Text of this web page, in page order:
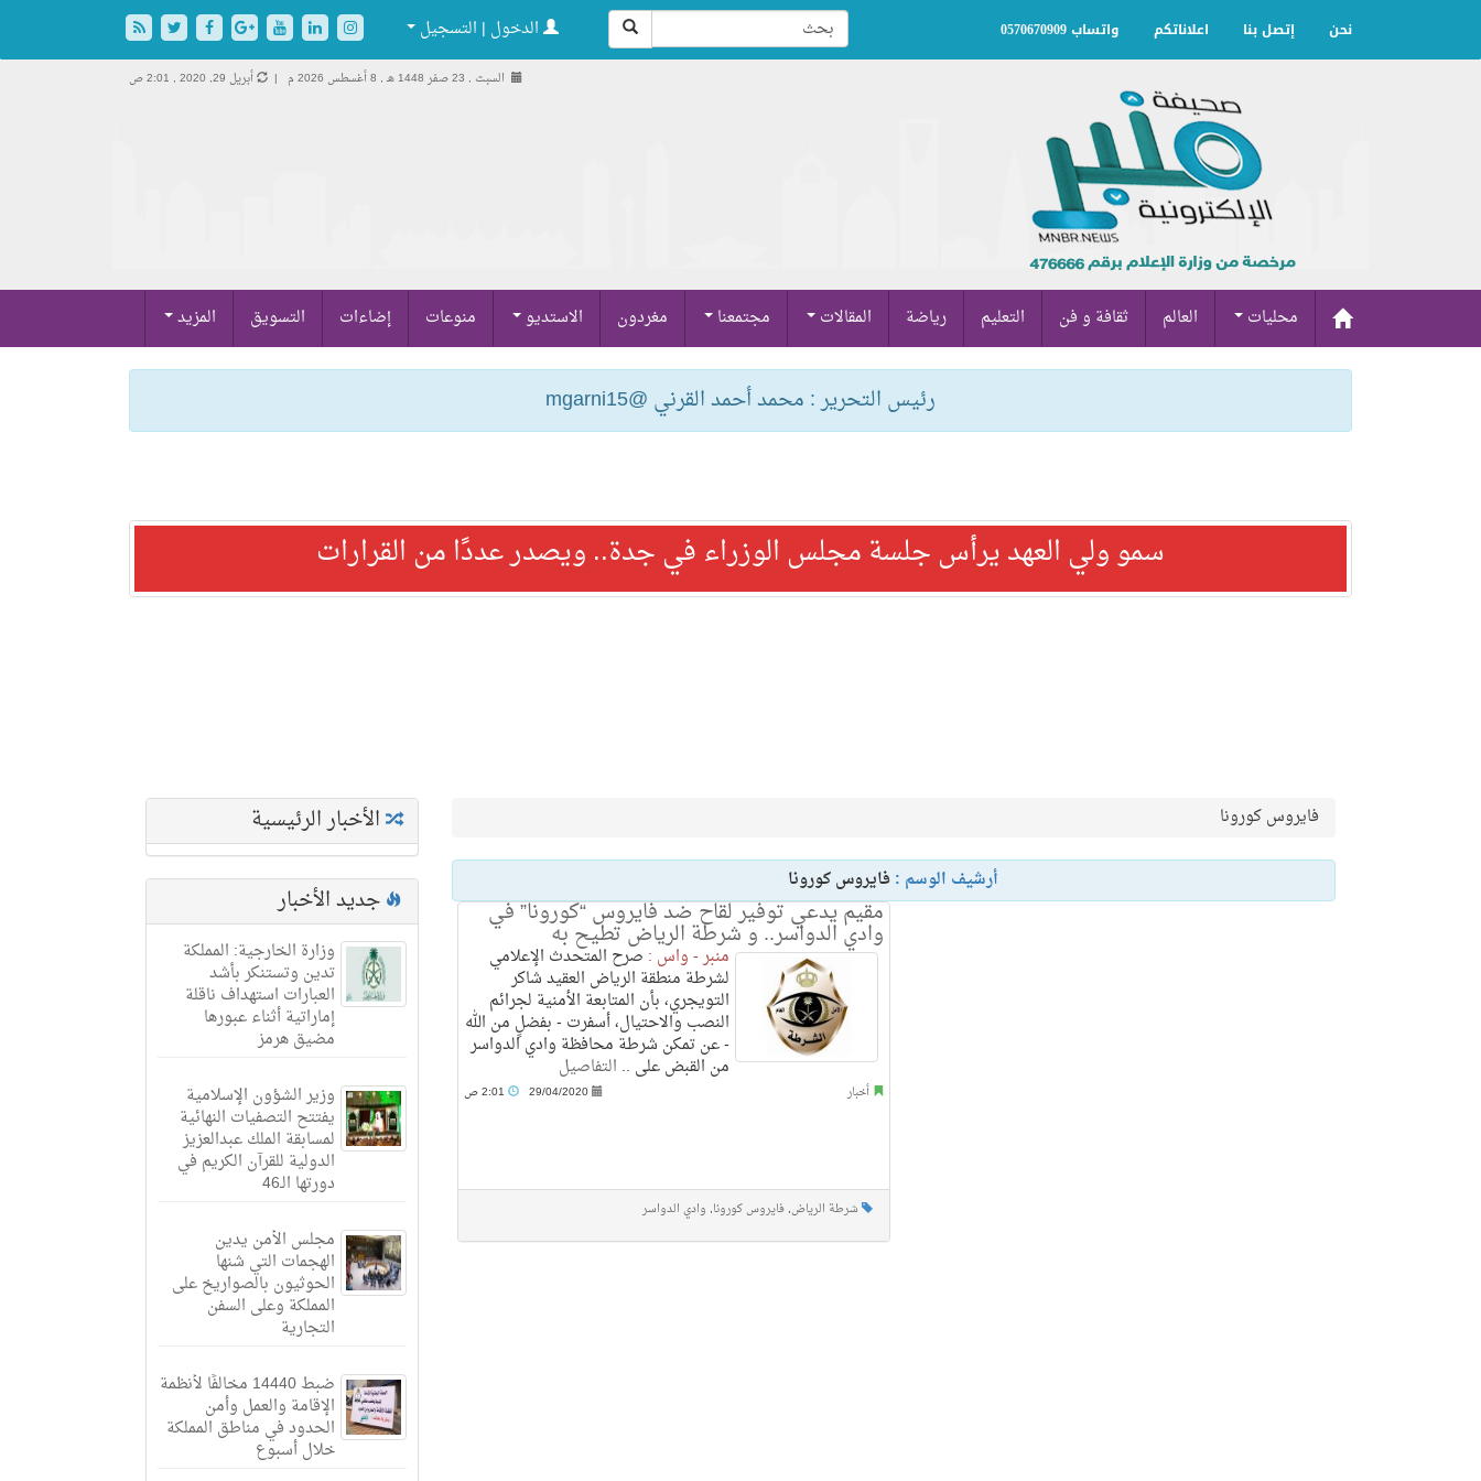
نحن إتصل بنا اعلاناتكم واتساب 0570670909 الدخول | التسجيل
السبت , 23 صفر 1448 هـ , 8 أغسطس 2026 م | أبريل 29, 2020 , 2:01 ص
محليات العالم ثقافة و فن التعليم رياضة المقالات مجتمعنا مغردون الاستديو منوعات إضاءات التسويق المزيد
رئيس التحرير : محمد أحمد القرني @mgarni15
سمو ولي العهد يرأس جلسة مجلس الوزراء في جدة.. ويصدر عددًا من القرارات
الأخبار الرئيسية
جديد الأخبار
وزارة الخارجية: المملكة
تدين وتستنكر بأشد
العبارات استهداف ناقلة
إماراتية أثناء عبورها
مضيق هرمز
وزير الشؤون الإسلامية
يفتتح التصفيات النهائية
لمسابقة الملك عبدالعزيز
الدولية للقرآن الكريم في
دورتها الـ46
مجلس الأمن يدين
الهجمات التي شنها
الحوثيون بالصواريخ على
المملكة وعلى السفن
التجارية
ضبط 14440 مخالفًا لأنظمة
الإقامة والعمل وأمن
الحدود في مناطق المملكة
خلال أسبوع
فايروس كورونا
أرشيف الوسم :فايروس كورونا
مقيم يدعي توفير لقاح ضد فايروس “كورونا” في
وادي الدواسر.. و شرطة الرياض تطيح به
منبر - واس : صرح المتحدث الإعلامي
لشرطة منطقة الرياض العقيد شاكر
التويجري، بأن المتابعة الأمنية لجرائم
النصب والاحتيال، أسفرت - بفضلٍ من الله
- عن تمكن شرطة محافظة وادي الدواسر
من القبض على .. التفاصيل
أخبار 29/04/2020
شرطة الرياض,فايروس كورونا, وادي الدواسر